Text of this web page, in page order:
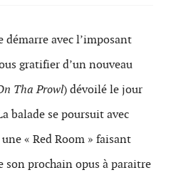
démarre avec l’imposant
gratifier d’un nouveau
Tha Prowl) dévoilé le jour
balade se poursuit avec
« Red Room » faisant
son prochain opus à paraitre